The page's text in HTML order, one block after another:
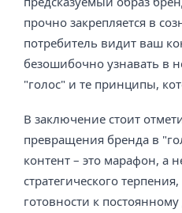
прочно закрепляется в
потребитель видит ваш
безошибочно узнавать в
"голос" и те принципы,
В заключение стоит
превращения бренда в
контент – это марафон, а
стратегического
готовности к